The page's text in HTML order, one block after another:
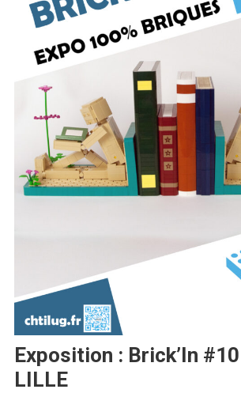
Exposition : Brick’In
LILLE